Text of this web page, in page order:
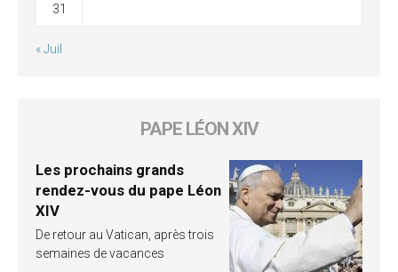
31
« Juil
PAPE LÉON XIV
Les prochains grands
rendez-vous du pape Léon
XIV
De retour au Vatican, après trois
semaines de vacances